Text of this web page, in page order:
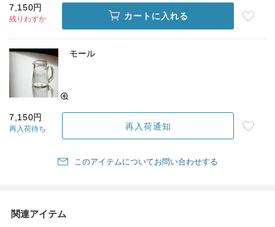
7,150円
残りわずか カートに入れる
モール
7,150円
再入荷待ち 再入荷通知
このアイテムについてお問い合わせする
関連アイテム